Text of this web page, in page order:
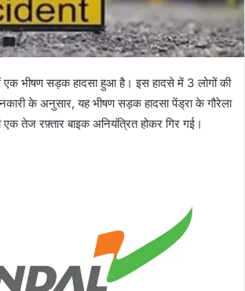
भीषण सड़क हादसा हुआ है। इस हादसे में 3 लोगों की
के अनुसार, यह भीषण सड़क हादसा पेंड्रा के गौरेला
एक तेज रफ़्तार बाइक अनियंत्रित होकर गिर गई।